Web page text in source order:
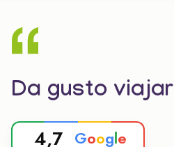
Da gusto viajar
4,7 Google